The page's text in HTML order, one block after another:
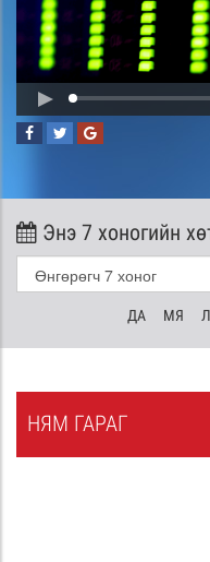
Энэ 7 хоногийн
ДА МЯ
НЯМ ГАРАГ